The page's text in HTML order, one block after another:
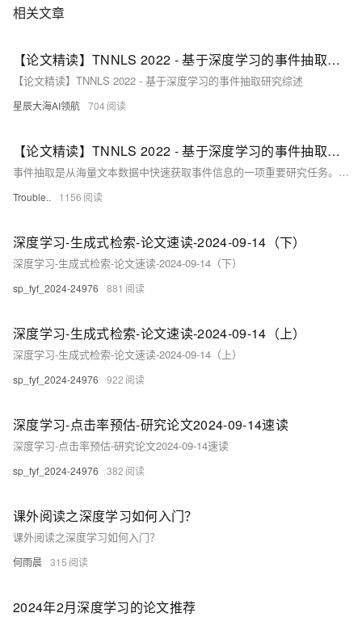
相关文章
【论文精读】TNNLS 2022 - 基于深度学习的事件抽取研究综述
【论文精读】TNNLS 2022 - 基于深度学习的事件抽取研究综述
星辰大海AI领航 704
【论文精读】TNNLS 2022 - 基于深度学习的事件抽取研究综述
事件抽取是从海量文本数据中快速获取事件信息的一项重要研究任务。随着深度学习的快速发展，基于深度学习技术的事件抽取已成为研究热点。文献中提出了许多方法、数据集和评估指标，这增加全面更新调研的需求。
Trouble.. 1156
深度学习-生成式检索-论文速读-2024-09-14（下）
深度学习-生成式检索-论文速读-2024-09-14（下）
sp_fyf_2024-24976 881
深度学习-生成式检索-论文速读-2024-09-14（上）
深度学习-生成式检索-论文速读-2024-09-14（上）
sp_fyf_2024-24976 922
深度学习-点击率预估-研究论文2024-09-14速读
深度学习-点击率预估-研究论文2024-09-14速读
sp_fyf_2024-24976 382
课外阅读之深度学习如何入门？
课外阅读之深度学习如何入门？
何雨晨 315
2024年2月深度学习的论文推荐